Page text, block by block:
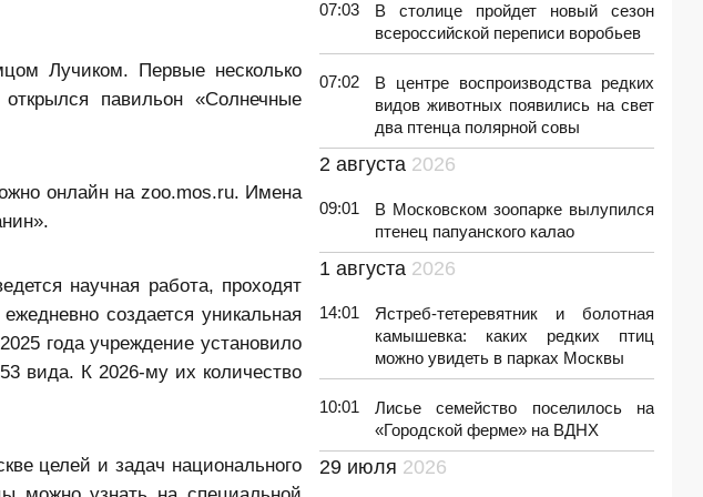
Лучиком. Первые несколько
павильон «Солнечные
онлайн на zoo.mos.ru. Имена
научная работа, проходят
создается уникальная
года учреждение установило
вида. К 2026-му их количество
целей и задач национального
07:03
В столице пройдет новый сезон
всероссийской переписи воробьев
07:02
В центре воспроизводства редких
видов животных появились на свет
два птенца полярной совы
2 августа 2026
09:01
В Московском зоопарке вылупился
птенец папуанского калао
1 августа 2026
14:01
Ястреб-тетеревятник и болотная
камышевка: каких редких птиц
можно увидеть в парках Москвы
10:01
Лисье семейство поселилось на
«Городской ферме» на ВДНХ
29 июля 2026